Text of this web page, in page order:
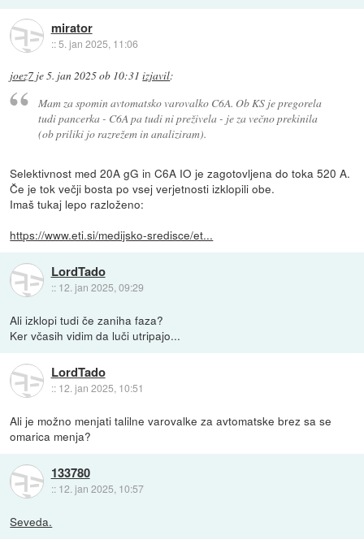
mirator
::5. jan 2025, 11:06
joez7 je5. jan 2025 ob 10:31 izjavil:
Mam za spomin avtomatsko varovalko C6A. Ob KS je pregorela
tudi pancerka - C6A pa tudi ni preživela - je za večno prekinila
(ob priliki jo razrežem in analiziram).
Selektivnost med 20A gG in C6A IO je zagotovljena do toka 520 A.
Če je tok večji bosta po vsej verjetnosti izklopili obe.
Imaš tukaj lepo razloženo:
https://www.eti.si/medijsko-sredisce/et...
LordTado
:: 12. jan 2025, 09:29
Ali izklopi tudi če zaniha faza?
Ker včasih vidim da luči utripajo...
LordTado
:: 12. jan 2025, 10:51
Ali je možno menjati talilne varovalke za avtomatske brez sa se
omarica menja?
133780
:: 12. jan 2025, 10:57
Seveda.